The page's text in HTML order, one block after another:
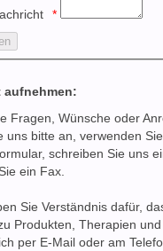
aufnehmen:
Fragen, Wünsche oder
uns bitte an, verwenden
schreiben Sie uns
ein Fax.
Sie Verständnis dafür,
Produkten, Therapien
per E-Mail oder am